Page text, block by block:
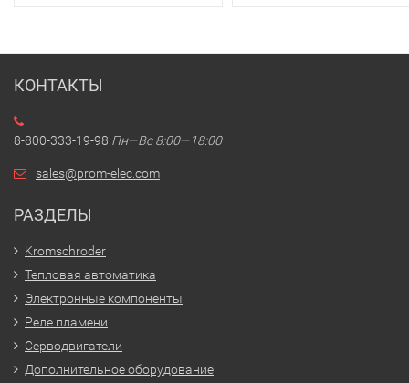
КОНТАКТЫ
8-800-333-19-98 Пн—Вс 8:00—18:00
sales@prom-elec.com
РАЗДЕЛЫ
Kromschroder
Тепловая автоматика
Электронные компоненты
Реле пламени
Серводвигатели
Дополнительное оборудование